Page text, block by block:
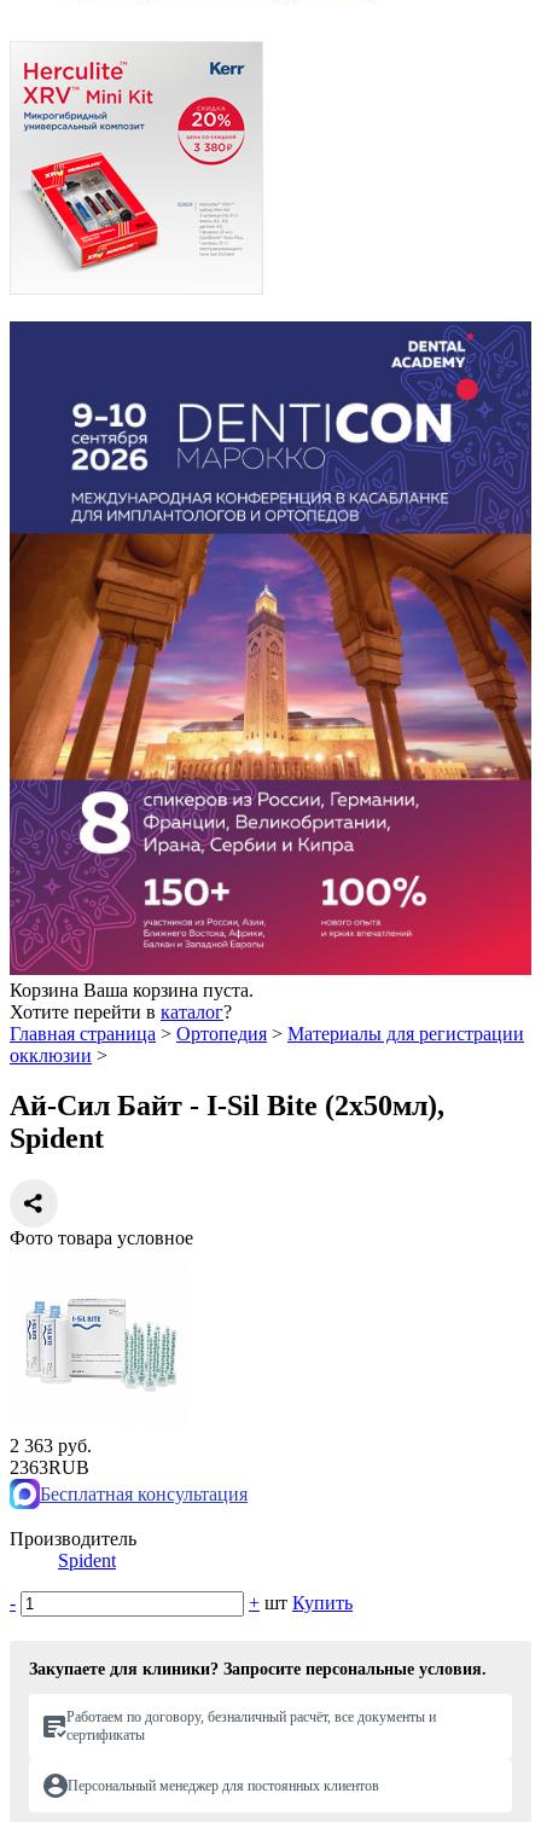
Корзина Ваша корзина пуста.
Хотите перейти в каталог?
Главная страница > Ортопедия > Материалы для регистрации
окклюзии >
Ай-Сил Байт - I-Sil Bite (2х50мл),
Spident
Фото товара условное
2 363 руб.
2363RUB
Бесплатная консультация
Производитель
Spident
- + шт Купить
Закупаете для клиники? Запросите персональные условия.
Работаем по договору, безналичный расчёт, все документы и
сертификаты
Персональный менеджер для постоянных клиентов